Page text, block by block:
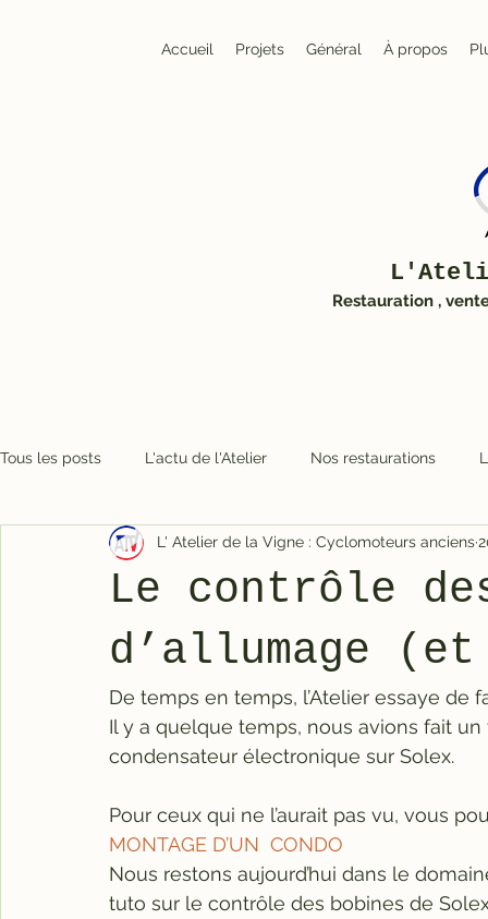
Accueil Projets Général À propos
Restauration ,
Tous les posts L'actu de l'Atelier Nos restaurations
Le contrôle
d’allumage
L' Atelier de la Vigne : Cyclomoteurs anciens
De temps en temps, l’Atelier essaye de
Il y a quelque temps, nous avions fait
condensateur électronique sur Solex.
Pour ceux qui ne l’aurait pas vu, vous
MONTAGE D’UN  CONDO
Nous restons aujourd’hui dans le
tuto sur le contrôle des bobines de